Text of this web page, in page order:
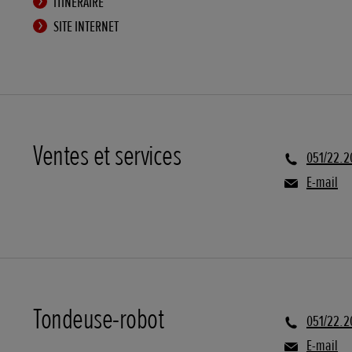
SITE INTERNET
Ventes et services
051/
E-mail
Tondeuse-robot
051/
E-mail